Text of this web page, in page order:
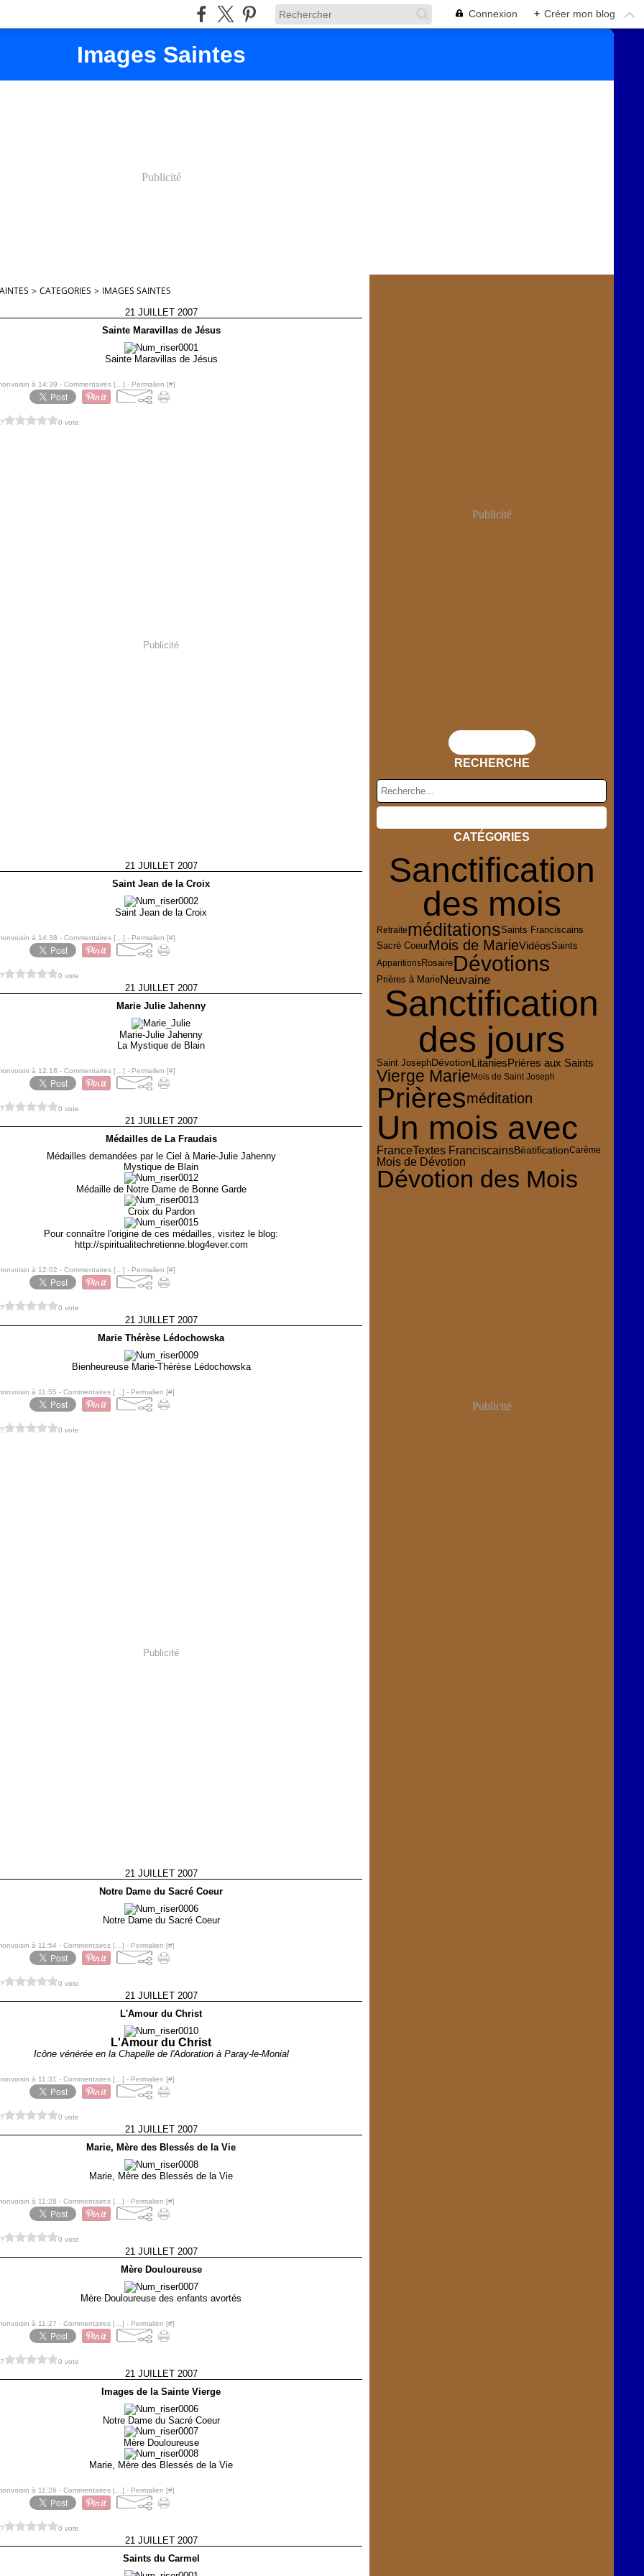
Connexion + Créer mon blog
Images Saintes
Publicité
> CATEGORIES > IMAGES SAINTES
21 JUILLET 2007
Sainte Maravillas de Jésus
Sainte Maravillas de Jésus
à 14:39 - Commentaires [ ] - Permalien [#]
0 vote
Publicité
21 JUILLET 2007
Saint Jean de la Croix
Saint Jean de la Croix
à 14:38 - Commentaires [ ] - Permalien [#]
0 vote
21 JUILLET 2007
Marie Julie Jahenny
Marie-Julie Jahenny
La Mystique de Blain
à 12:18 - Commentaires [ ] - Permalien [#]
0 vote
21 JUILLET 2007
Médailles de La Fraudais
Médailles demandées par le Ciel à Marie-Julie Jahenny
Mystique de Blain
Médaille de Notre Dame de Bonne Garde
Croix du Pardon
Pour connaître l'origine de ces médailles, visitez le blog:
http://spiritualitechretienne.blog4ever.com
à 12:02 - Commentaires [ ] - Permalien [#]
0 vote
21 JUILLET 2007
Marie Thérèse Lédochowska
Bienheureuse Marie-Thérèse Lédochowska
à 11:55 - Commentaires [ ] - Permalien [#]
0 vote
Publicité
21 JUILLET 2007
Notre Dame du Sacré Coeur
Notre Dame du Sacré Coeur
à 11:54 - Commentaires [ ] - Permalien [#]
0 vote
21 JUILLET 2007
L'Amour du Christ
L'Amour du Christ
Icône vénérée en la Chapelle de l'Adoration à Paray-le-Monial
à 11:31 - Commentaires [ ] - Permalien [#]
0 vote
21 JUILLET 2007
Marie, Mère des Blessés de la Vie
Marie, Mère des Blessés de la Vie
à 11:28 - Commentaires [ ] - Permalien [#]
0 vote
21 JUILLET 2007
Mère Douloureuse
Mère Douloureuse des enfants avortés
à 11:27 - Commentaires [ ] - Permalien [#]
0 vote
21 JUILLET 2007
Images de la Sainte Vierge
Notre Dame du Sacré Coeur
Mère Douloureuse
Marie, Mère des Blessés de la Vie
à 11:26 - Commentaires [ ] - Permalien [#]
0 vote
21 JUILLET 2007
Saints du Carmel
Publicité
RECHERCHE
CATÉGORIES
Sanctification
des mois
RetraiteméditationsSaints Franciscains
Sacré CoeurMois de MarieVidéosSaints
ApparitionsRosaireDévotions
Prières à MarieNeuvaine
Sanctification
des jours
Saint JosephDévotionLitaniesPrières aux Saints
Vierge MarieMois de Saint Joseph
Prièresméditation
Un mois avec
FranceTextes FranciscainsBéatificationCarême
Mois de Dévotion
Dévotion des Mois
Publicité